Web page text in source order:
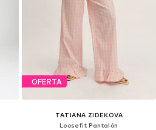
OFERTA
TATIANA ZIDEKOVA
Loosefit Pantalón